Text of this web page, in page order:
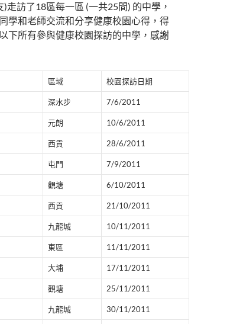
走訪了18區每一區 (一共25間) 的中學，
學和老師交流和分享健康校園心得，得
下所有參與健康校園探訪的中學，感謝
區域 校園探訪日期
深水步 7/6/2011
元朗 10/6/2011
西貢 28/6/2011
屯門 7/9/2011
觀塘 6/10/2011
西貢 21/10/2011
九龍城 10/11/2011
東區 11/11/2011
大埔 17/11/2011
觀塘 25/11/2011
九龍城 30/11/2011